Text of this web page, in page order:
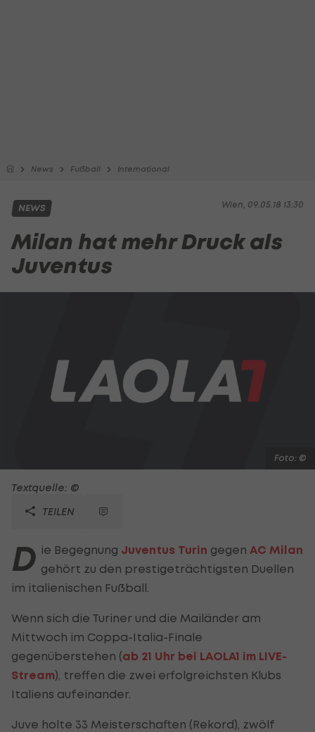
News Fußball International
Wien, 09.05.18 13:30
NEWS
Milan hat mehr Druck als
Juventus
Foto: ©
Textquelle: ©
TEILEN
D ie Begegnung Juventus Turin gegen AC Milan
gehört zu den prestigeträchtigsten Duellen
im italienischen Fußball.
Wenn sich die Turiner und die Mailänder am
Mittwoch im Coppa-Italia-Finale
gegenüberstehen (ab 21 Uhr bei LAOLA1 im LIVE-
Stream), treffen die zwei erfolgreichsten Klubs
Italiens aufeinander.
Juve holte 33 Meisterschaften (Rekord), zwölf